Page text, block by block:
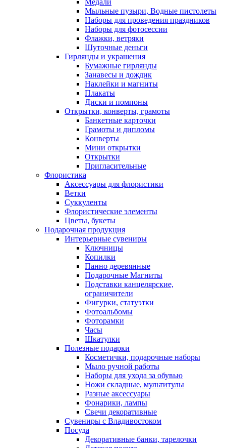
Медали
Мыльные пузыри, Водные пистолеты
Наборы для проведения праздников
Наборы для фотосессии
Флажки, ветряки
Шуточные деньги
Гирлянды и украшения
Бумажные гирлянды
Занавесы и дождик
Наклейки и магниты
Плакаты
Диски и помпоны
Открытки, конверты, грамоты
Банкетные карточки
Грамоты и дипломы
Конверты
Мини открытки
Открытки
Пригласительные
Флористика
Аксессуары для флористики
Ветки
Суккуленты
Флористические элементы
Цветы, букеты
Подарочная продукция
Интерьерные сувениры
Ключницы
Копилки
Панно деревянные
Подарочные Магниты
Подставки канцелярские,
ограничители
Фигурки, статуэтки
Фотоальбомы
Фоторамки
Часы
Шкатулки
Полезные подарки
Косметички, подарочные наборы
Мыло ручной работы
Наборы для ухода за обувью
Ножи складные, мультитулы
Разные аксессуары
Фонарики, лампы
Свечи декоративные
Сувениры с Владивостоком
Посуда
Декоративные банки, тарелочки